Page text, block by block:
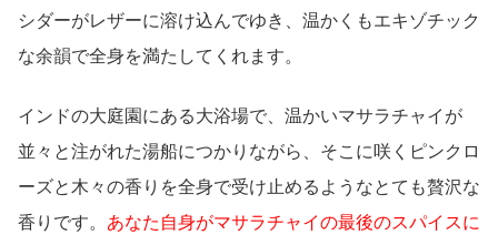
シダーがレザーに溶け込んでゆき、温かくもエキゾチック
な余韻で全身を満たしてくれます。
インドの大庭園にある大浴場で、温かいマサラチャイが
並々と注がれた湯船につかりながら、そこに咲くピンクロ
ーズと木々の香りを全身で受け止めるようなとても贅沢な
香りです。 あなた自身がマサラチャイの最後のスパイスに